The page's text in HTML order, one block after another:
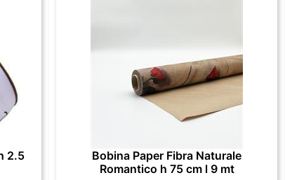
2.5
Bobina Paper Fibra Naturale
Romantico h 75 cm l 9 mt